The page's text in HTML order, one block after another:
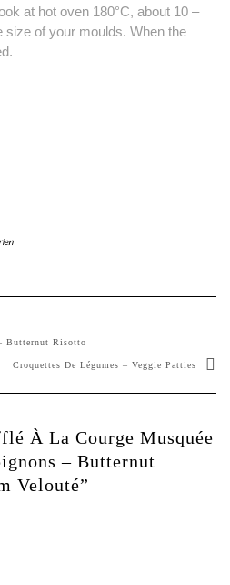
at hot oven 180°C, about 10 –
size of your moulds. When the
Butternut Risotto
Croquettes De Légumes – Veggie Patties
À La Courge Musquée
– Butternut
Velouté”